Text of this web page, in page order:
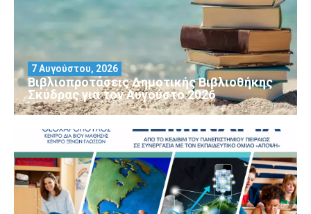
Βιβλιοπροτάσεις Δημοτικής Βιβλιοθήκης
Σκύδρας για τον Αύγούστο 2026
7 Αυγούστου, 2026